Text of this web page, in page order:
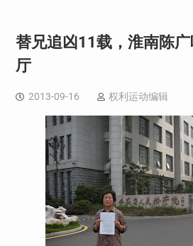
替兄追凶11载，淮南陈
厅
2013-09-16 权利运动编辑